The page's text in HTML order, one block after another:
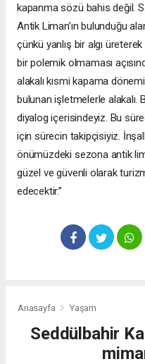
kapanma sözü bahis değil.
Antik Liman’ın bulunduğu
çünkü yanlış bir algı
bir polemik olmaması
alakalı kısmi kapama
bulunan işletmelerle alakalı.
diyalog içerisindeyiz. Bu
için sürecin takipçisiyiz.
önümüzdeki sezona antik
güzel ve güvenli olarak
edecektir.”
Anasayfa Yaşam
Seddülbahir